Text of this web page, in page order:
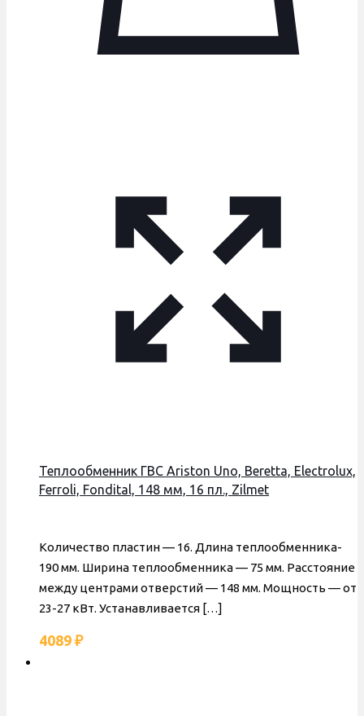
Теплообменник ГВС Ariston Uno, Beretta, Electrolux,
Ferroli, Fondital, 148 мм, 16 пл., Zilmet
Количество пластин — 16. Длина теплообменника-
190 мм. Ширина теплообменника — 75 мм. Расстояние
между центрами отверстий — 148 мм. Мощность — от
23-27 кВт. Устанавливается […]
4089 ₽